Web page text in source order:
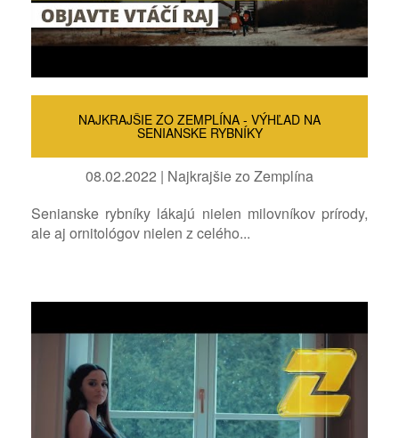
NAJKRAJŠIE ZO ZEMPLÍNA - VÝHĽAD NA
SENIANSKE RYBNÍKY
08.02.2022 | Najkrajšie zo Zemplína
Senianske rybníky lákajú nielen milovníkov prírody,
ale aj ornitológov nielen z celého...